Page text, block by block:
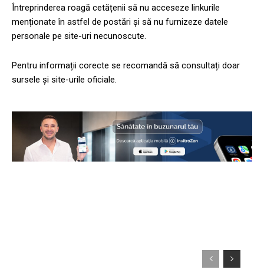
Întreprinderea roagă cetățenii să nu acceseze linkurile
menționate în astfel de postări și să nu furnizeze datele
personale pe site-uri necunoscute.
Pentru informații corecte se recomandă să consultați doar
sursele și site-urile oficiale.